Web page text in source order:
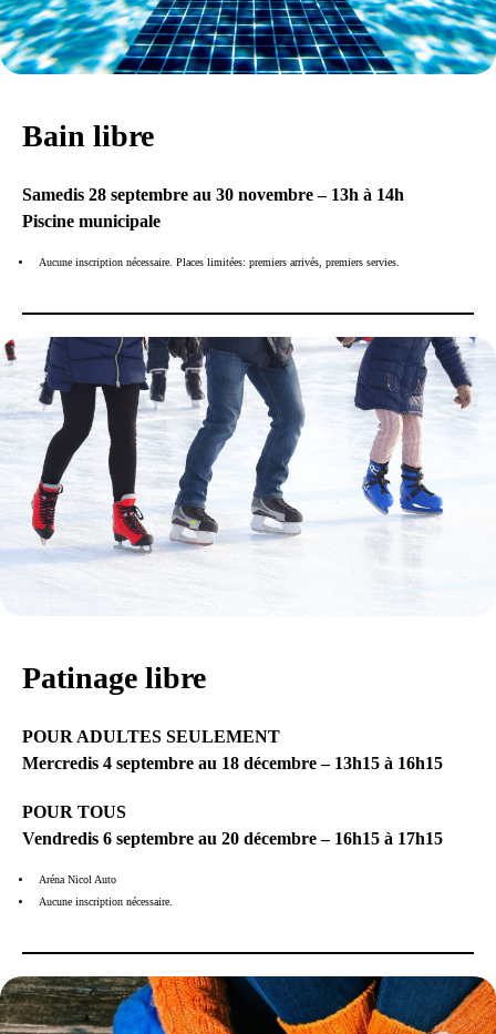
Bain libre
Samedis 28 septembre au 30 novembre – 13h à 14h
Piscine municipale
Aucune inscription nécessaire. Places limitées: premiers arrivés, premiers servies.
Patinage libre
POUR ADULTES SEULEMENT
Mercredis 4 septembre au 18 décembre – 13h15 à 16h15
POUR TOUS
Vendredis 6 septembre au 20 décembre – 16h15 à 17h15
Aréna Nicol Auto
Aucune inscription nécessaire.